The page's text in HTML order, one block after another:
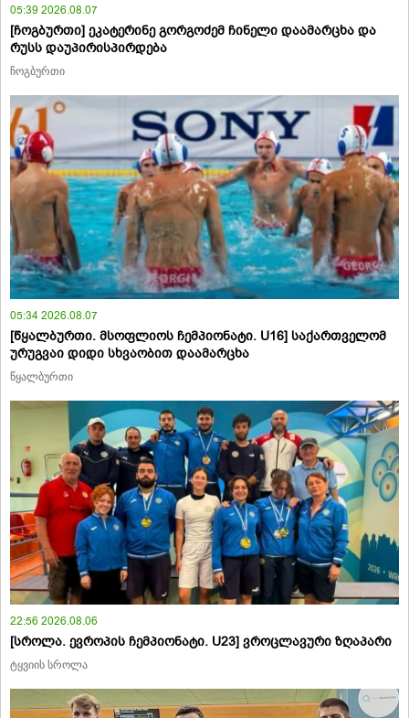
05:39 2026.08.07
[ჩოგბურთი] ეკატერინე გორგოძემ ჩინელი დაამარცხა და
რუსს დაუპირისპირდება
ჩოგბურთი
05:34 2026.08.07
[წყალბურთი. მსოფლიოს ჩემპიონატი. U16] საქართველომ
ურუგვაი დიდი სხვაობით დაამარცხა
წყალბურთი
22:56 2026.08.06
[სროლა. ევროპის ჩემპიონატი. U23] ვროცლავური ზღაპარი
ტყვიის სროლა